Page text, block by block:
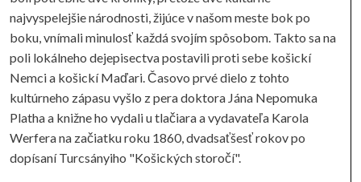
najvyspelejšie národnosti, žijúce v našom meste bok po
boku, vnímali minulosť každá svojím spôsobom. Takto sa na
poli lokálneho dejepisectva postavili proti sebe košickí
Nemci a košickí Maďari. Časovo prvé dielo z tohto
kultúrneho zápasu vyšlo z pera doktora Jána Nepomuka
Platha a knižne ho vydali u tlačiara a vydavateľa Karola
Werfera na začiatku roku 1860, dvadsaťšesť rokov po
dopísaní Turcsányiho "Košických storočí".